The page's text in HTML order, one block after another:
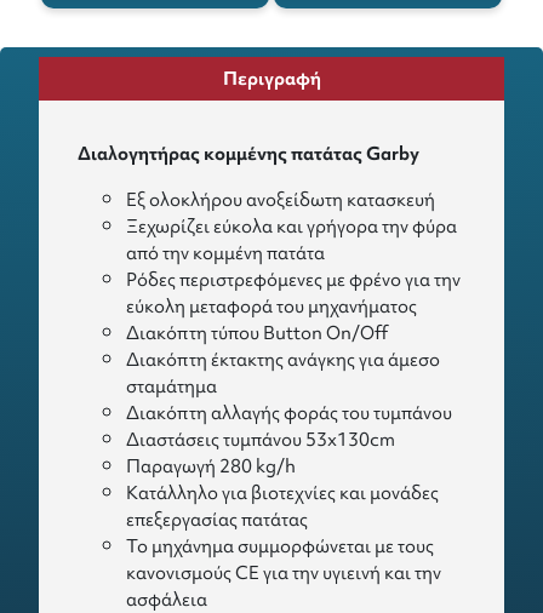
Περιγραφή
Διαλογητήρας κομμένης πατάταςGarby
Εξ ολοκλήρου ανοξείδωτη κατασκευή
Ξεχωρίζει εύκολα και γρήγορα την φύρα
από την κομμένη πατάτα
Ρόδες περιστρεφόμενες με φρένο για την
εύκολη μεταφορά του μηχανήματος
Διακόπτη τύπου Button On/Off
Διακόπτη έκτακτης ανάγκης για άμεσο
σταμάτημα
Διακόπτη αλλαγής φοράς του τυμπάνου
Διαστάσεις τυμπάνου 53x130cm
Παραγωγή 280 kg/h
Κατάλληλο για βιοτεχνίες και μονάδες
επεξεργασίας πατάτας
Το μηχάνημα συμμορφώνεται με τους
κανονισμούς CE για την υγιεινή και την
ασφάλεια